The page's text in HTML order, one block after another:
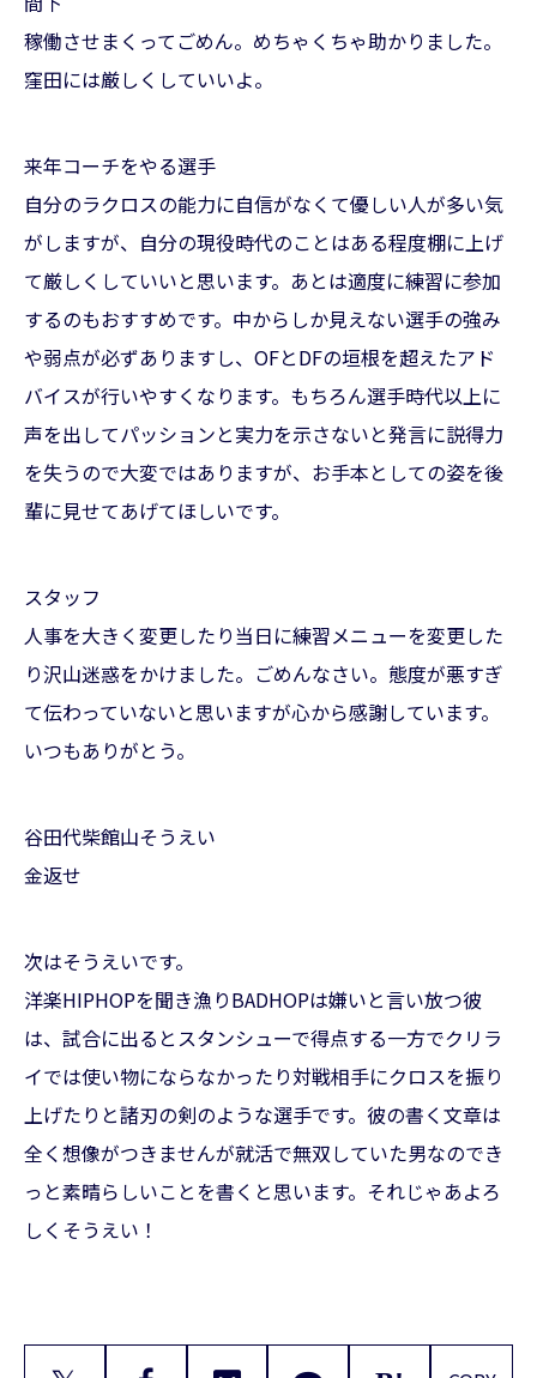
稼働させまくってごめん。めちゃくちゃ助かりました。
窪田には厳しくしていいよ。
来年コーチをやる選手
自分のラクロスの能力に自信がなくて優しい人が多い気
がしますが、自分の現役時代のことはある程度棚に上げ
て厳しくしていいと思います。あとは適度に練習に参加
するのもおすすめです。中からしか見えない選手の強み
や弱点が必ずありますし、OFとDFの垣根を超えたアド
バイスが行いやすくなります。もちろん選手時代以上に
声を出してパッションと実力を示さないと発言に説得力
を失うので大変ではありますが、お手本としての姿を後
輩に見せてあげてほしいです。
スタッフ
人事を大きく変更したり当日に練習メニューを変更した
り沢山迷惑をかけました。ごめんなさい。態度が悪すぎ
て伝わっていないと思いますが心から感謝しています。
いつもありがとう。
谷田代柴館山そうえい
金返せ
次はそうえいです。
洋楽HIPHOPを聞き漁りBADHOPは嫌いと言い放つ彼
は、試合に出るとスタンシューで得点する一方でクリラ
イでは使い物にならなかったり対戦相手にクロスを振り
上げたりと諸刃の剣のような選手です。彼の書く文章は
全く想像がつきませんが就活で無双していた男なのでき
っと素晴らしいことを書くと思います。それじゃあよろ
しくそうえい！